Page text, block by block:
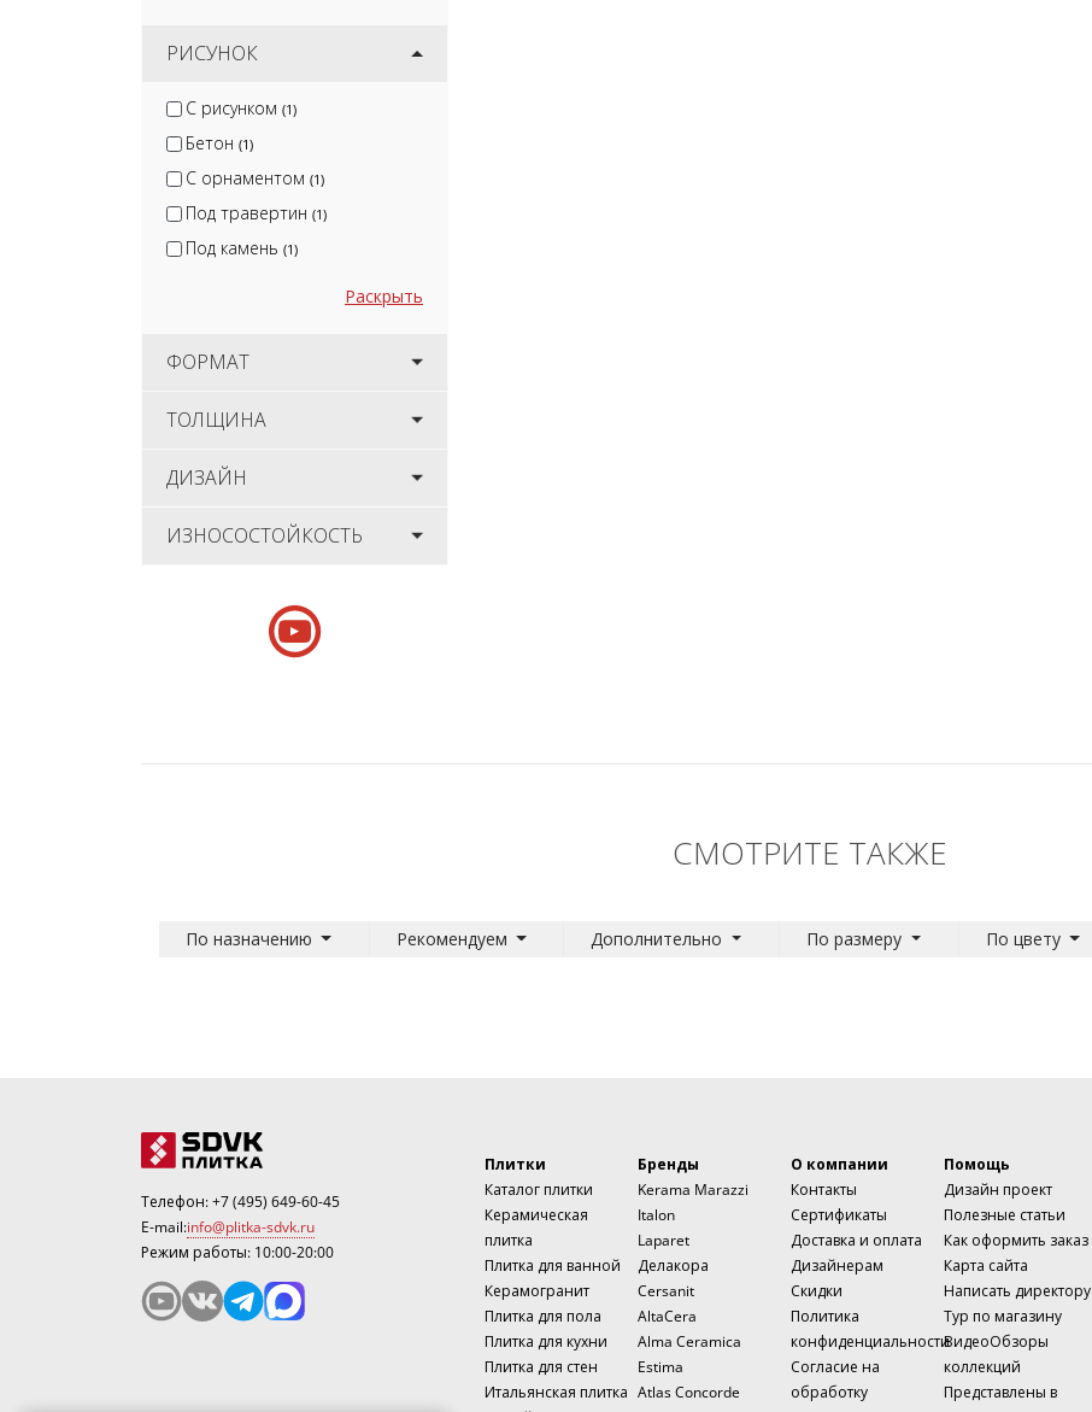
РИСУНОК
С рисунком (1)
Бетон (1)
С орнаментом (1)
Под травертин (1)
Под камень (1)
Раскрыть
ФОРМАТ
ТОЛЩИНА
ДИЗАЙН
ИЗНОСОСТОЙКОСТЬ
СМОТРИТЕ ТАКЖЕ
По назначению Рекомендуем Дополнительно По размеру По цвету
Телефон:+7 (495) 649-60-45
E-mail:info@plitka-sdvk.ru
Режим работы: 10:00-20:00
Плитки
Каталог плитки
Керамическая
плитка
Плитка для ванной
Керамогранит
Плитка для пола
Плитка для кухни
Плитка для стен
Итальянская плитка
Бренды
Kerama Marazzi
Italon
Laparet
Делакора
Cersanit
AltaCera
Alma Ceramica
Estima
Atlas Concorde
О компании
Контакты
Сертификаты
Доставка и оплата
Дизайнерам
Скидки
Политика
конфиденциальности
Согласие на
обработку
Помощь
Дизайн проект
Полезные статьи
Как оформить заказ
Карта сайта
Написать директору
Тур по магазину
ВидеоОбзоры
коллекций
Представлены в